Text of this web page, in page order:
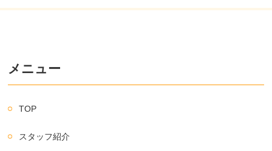
メニュー
TOP
スタッフ紹介